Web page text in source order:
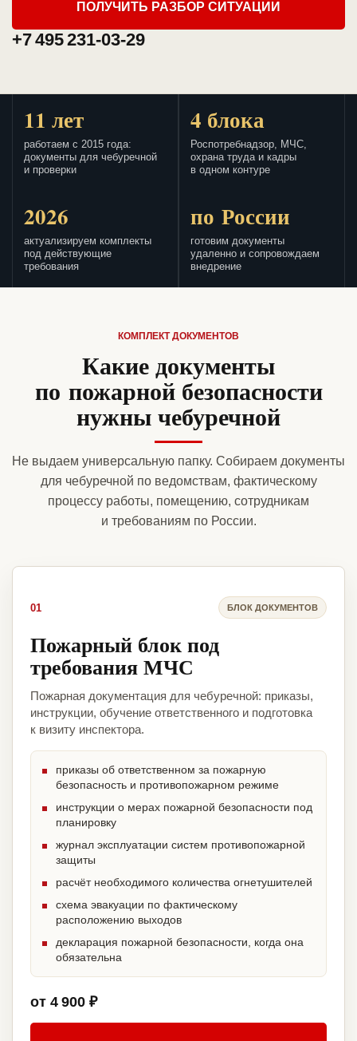
ПОЛУЧИТЬ РАЗБОР СИТУАЦИИ
+7 495 231-03-29
11 лет
работаем с 2015 года:
документы для чебуречной
и проверки
4 блока
Роспотребнадзор, МЧС,
охрана труда и кадры
в одном контуре
2026
актуализируем комплекты
под действующие
требования
по России
готовим документы
удаленно и сопровождаем
внедрение
КОМПЛЕКТ ДОКУМЕНТОВ
Какие документы
по пожарной безопасности
нужны чебуречной
Не выдаем универсальную папку. Собираем документы
для чебуречной по ведомствам, фактическому
процессу работы, помещению, сотрудникам
и требованиям по России.
01 БЛОК ДОКУМЕНТОВ
Пожарный блок под
требования МЧС
Пожарная документация для чебуречной: приказы,
инструкции, обучение ответственного и подготовка
к визиту инспектора.
приказы об ответственном за пожарную
безопасность и противопожарном режиме
инструкции о мерах пожарной безопасности под
планировку
журнал эксплуатации систем противопожарной
защиты
расчёт необходимого количества огнетушителей
схема эвакуации по фактическому
расположению выходов
декларация пожарной безопасности, когда она
обязательна
от 4 900 ₽